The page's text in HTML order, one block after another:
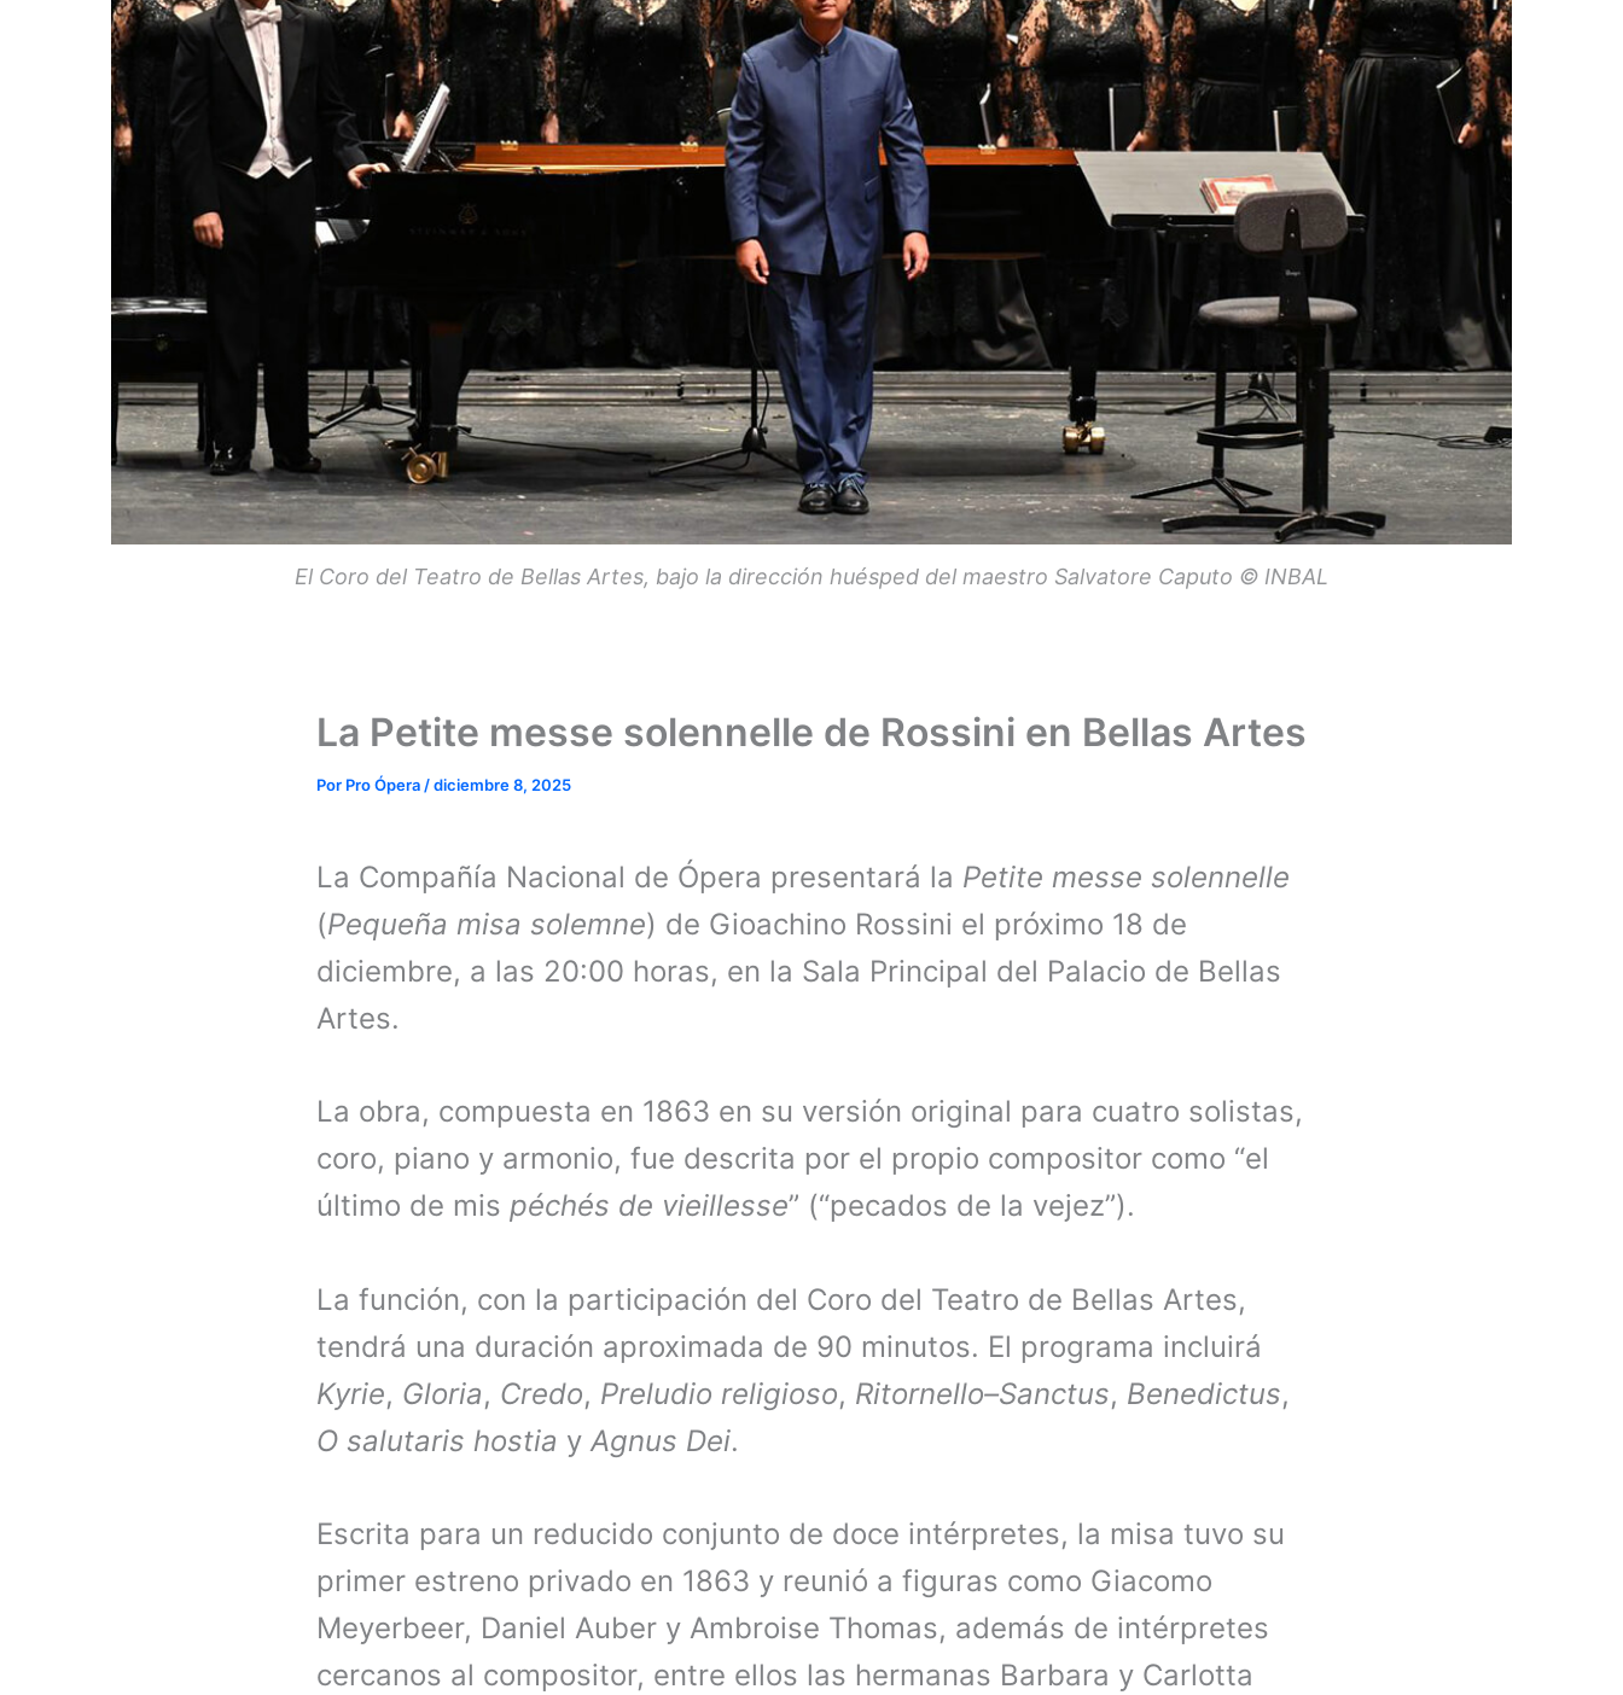
El Coro del Teatro de Bellas Artes, bajo la dirección huésped del maestro Salvatore Caputo © INBAL
La Petite messe solennelle de Rossini en Bellas Artes
Por Pro Ópera /diciembre 8, 2025
La Compañía Nacional de Ópera presentará la Petite messe solennelle
(Pequeña misa solemne) de Gioachino Rossini el próximo 18 de
diciembre, a las 20:00 horas, en la Sala Principal del Palacio de Bellas
Artes.
La obra, compuesta en 1863 en su versión original para cuatro solistas,
coro, piano y armonio, fue descrita por el propio compositor como “el
último de mis péchés de vieillesse” (“pecados de la vejez”).
La función, con la participación del Coro del Teatro de Bellas Artes,
tendrá una duración aproximada de 90 minutos. El programa incluirá
Kyrie, Gloria, Credo, Preludio religioso, Ritornello–Sanctus, Benedictus,
O salutaris hostia y Agnus Dei.
Escrita para un reducido conjunto de doce intérpretes, la misa tuvo su
primer estreno privado en 1863 y reunió a figuras como Giacomo
Meyerbeer, Daniel Auber y Ambroise Thomas, además de intérpretes
cercanos al compositor, entre ellos las hermanas Barbara y Carlotta